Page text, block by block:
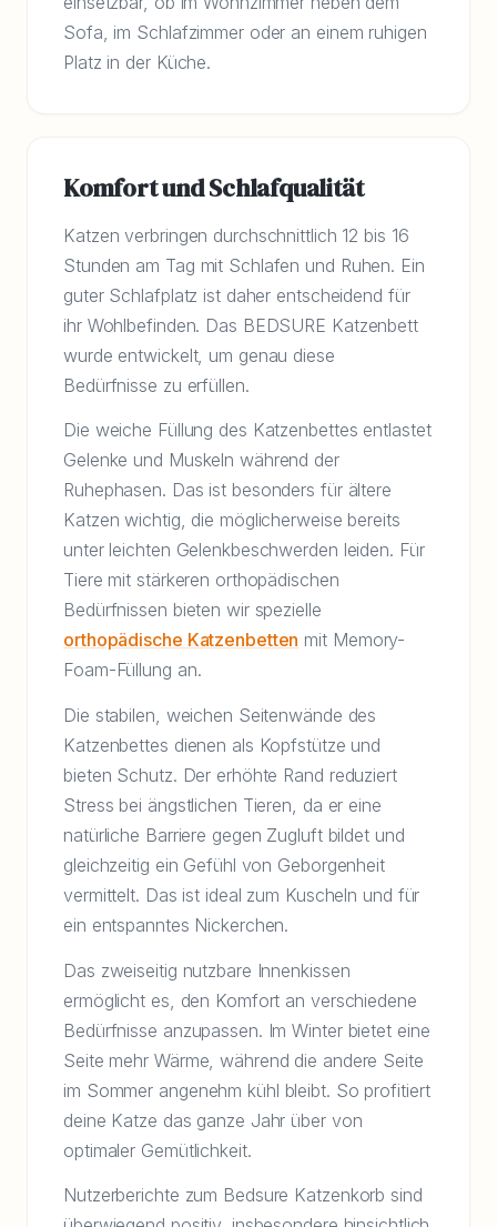
Sofa, im Schlafzimmer oder an einem ruhigen
Platz in der Küche.
Komfort und Schlafqualität
Katzen verbringen durchschnittlich 12 bis 16
Stunden am Tag mit Schlafen und Ruhen. Ein
guter Schlafplatz ist daher entscheidend für
ihr Wohlbefinden. Das BEDSURE Katzenbett
wurde entwickelt, um genau diese
Bedürfnisse zu erfüllen.
Die weiche Füllung des Katzenbettes entlastet
Gelenke und Muskeln während der
Ruhephasen. Das ist besonders für ältere
Katzen wichtig, die möglicherweise bereits
unter leichten Gelenkbeschwerden leiden. Für
Tiere mit stärkeren orthopädischen
Bedürfnissen bieten wir spezielle
orthopädische Katzenbetten mit Memory-
Foam-Füllung an.
Die stabilen, weichen Seitenwände des
Katzenbettes dienen als Kopfstütze und
bieten Schutz. Der erhöhte Rand reduziert
Stress bei ängstlichen Tieren, da er eine
natürliche Barriere gegen Zugluft bildet und
gleichzeitig ein Gefühl von Geborgenheit
vermittelt. Das ist ideal zum Kuscheln und für
ein entspanntes Nickerchen.
Das zweiseitig nutzbare Innenkissen
ermöglicht es, den Komfort an verschiedene
Bedürfnisse anzupassen. Im Winter bietet eine
Seite mehr Wärme, während die andere Seite
im Sommer angenehm kühl bleibt. So profitiert
deine Katze das ganze Jahr über von
optimaler Gemütlichkeit.
Nutzerberichte zum Bedsure Katzenkorb sind